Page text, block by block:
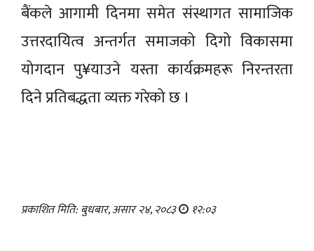
बैंकले आगामी दिनमा समेत संस्थागत सामाजिक
उत्तरदायित्व अन्तर्गत समाजको दिगो विकासमा
योगदान पु¥याउने यस्ता कार्यक्रमहरू निरन्तरता
दिने प्रतिबद्धता व्यक्त गरेको छ ।
प्रकाशित मिति: बुधबार, असार २४, २०८३ १२:०३